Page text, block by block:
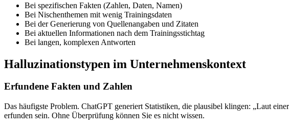
Bei spezifischen Fakten (Zahlen, Daten, Namen)
Bei Nischenthemen mit wenig Trainingsdaten
Bei der Generierung von Quellenangaben und Zitaten
Bei aktuellen Informationen nach dem Trainingsstichtag
Bei langen, komplexen Antworten
Halluzinationstypen im Unternehmenskontext
Erfundene Fakten und Zahlen
Das häufigste Problem. ChatGPT generiert Statistiken, die plausibel klingen: „Laut
erfunden sein. Ohne Überprüfung können Sie es nicht wissen.